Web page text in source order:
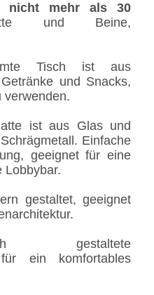
nicht mehr als 30
und Beine,
Tisch ist aus
und Snacks,
verwenden.
ist aus Glas und
Einfache
geeignet für eine
Lobbybar.
gestaltet, geeignet
gestaltete
ein komfortables